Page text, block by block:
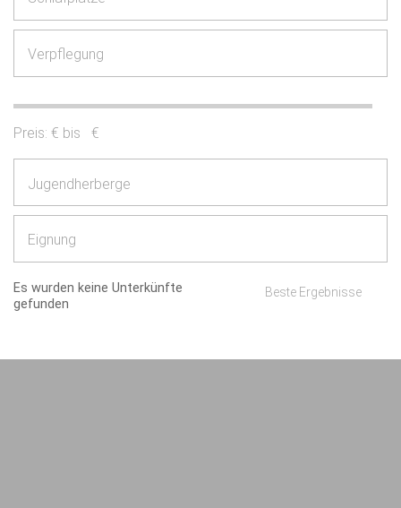
Verpflegung
Preis: € bis €
Jugendherberge
Eignung
Es wurden keine Unterkünfte
gefunden
Beste Ergebnisse